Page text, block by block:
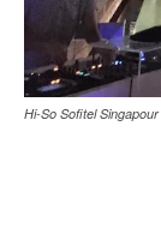
Hi-So Sofitel Singapour